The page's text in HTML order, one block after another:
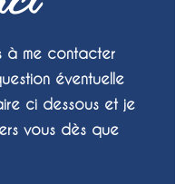
à me contacter
éventuelle
ci dessous et je
vous dès que